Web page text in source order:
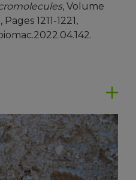
, Volume
1211-1221,